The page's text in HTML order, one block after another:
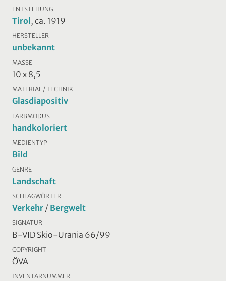
ENTSTEHUNG
Tirol , ca. 1919
HERSTELLER
unbekannt
MASSE
10 x 8,5
MATERIAL / TECHNIK
Glasdiapositiv
FARBMODUS
handkoloriert
MEDIENTYP
Bild
GENRE
Landschaft
SCHLAGWÖRTER
Verkehr / Bergwelt
SIGNATUR
B-VID Skio-Urania 66/99
COPYRIGHT
ÖVA
INVENTARNUMMER